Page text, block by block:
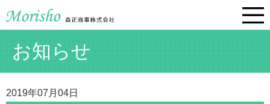
お知らせ
2019年07月04日